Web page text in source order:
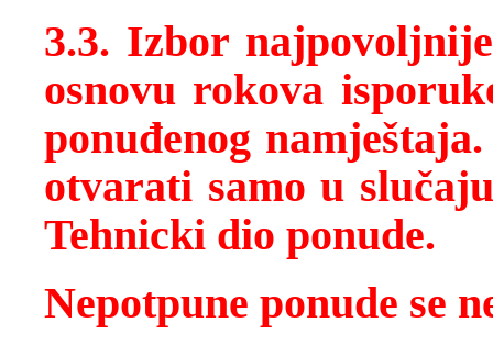
3.3. Izbor
osnovu rokova
ponuđenog
otvarati samo u
Tehnicki dio ponude.
Nepotpune ponude se